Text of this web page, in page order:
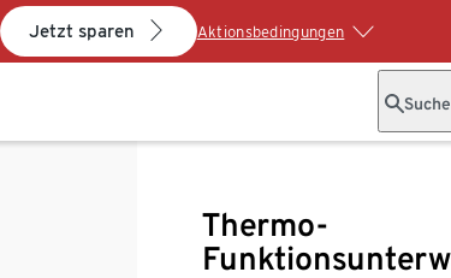
Jetzt sparen Aktionsbedingungen
Suche
Thermo-